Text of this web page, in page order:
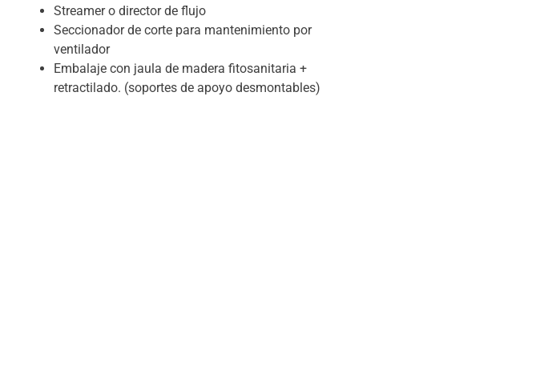
Streamer o director de flujo
Seccionador de corte para mantenimiento por
ventilador
Embalaje con jaula de madera fitosanitaria +
retractilado. (soportes de apoyo desmontables)